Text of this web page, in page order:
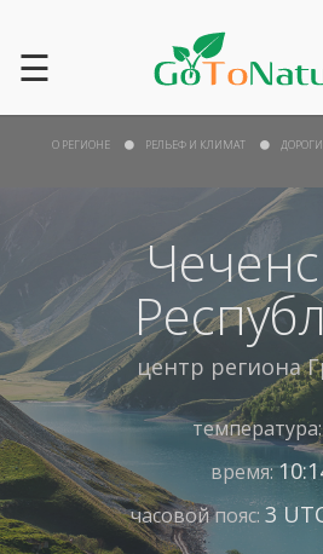
☰
центр региона
время:
часовой пояс: 3
О РЕГИОНЕ РЕЛЬЕФ И КЛИМАТ ДОРОГИ